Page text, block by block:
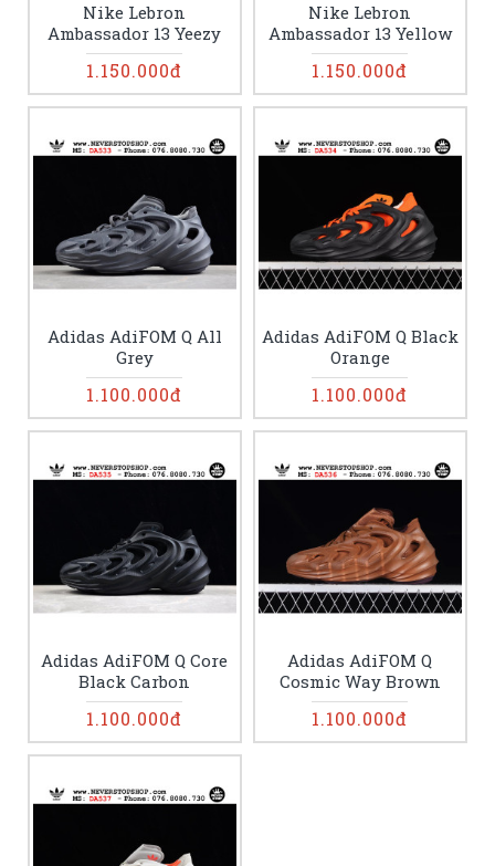
Nike Lebron
Ambassador 13 Yeezy
1.150.000đ
Nike Lebron
Ambassador 13 Yellow
1.150.000đ
Adidas AdiFOM Q All
Grey
1.100.000đ
Adidas AdiFOM Q Black
Orange
1.100.000đ
Adidas AdiFOM Q Core
Black Carbon
1.100.000đ
Adidas AdiFOM Q
Cosmic Way Brown
1.100.000đ